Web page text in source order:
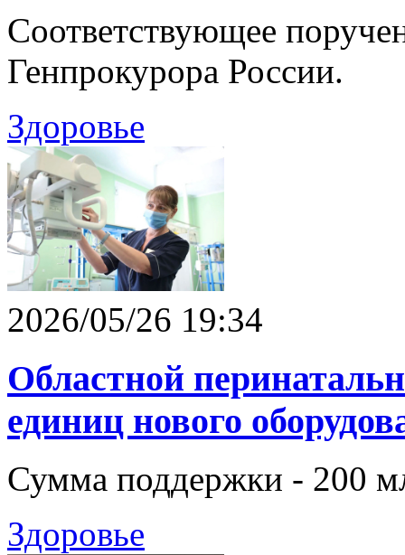
Соответствующее
Генпрокурора России.
Здоровье
2026/05/26 19:34
Областной
единиц нового
Сумма поддержки - 200
Здоровье